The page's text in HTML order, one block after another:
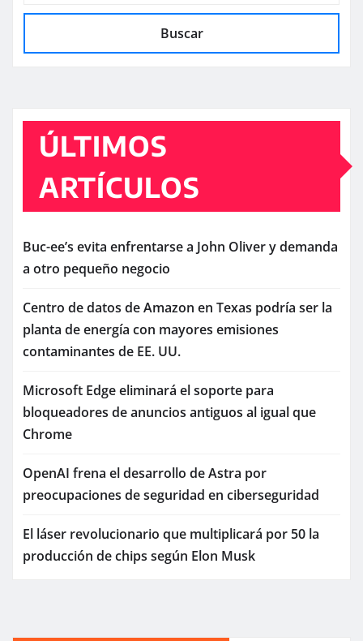
Buscar
ÚLTIMOS
ARTÍCULOS
Buc-ee’s evita enfrentarse a John Oliver y demanda
a otro pequeño negocio
Centro de datos de Amazon en Texas podría ser la
planta de energía con mayores emisiones
contaminantes de EE. UU.
Microsoft Edge eliminará el soporte para
bloqueadores de anuncios antiguos al igual que
Chrome
OpenAI frena el desarrollo de Astra por
preocupaciones de seguridad en ciberseguridad
El láser revolucionario que multiplicará por 50 la
producción de chips según Elon Musk